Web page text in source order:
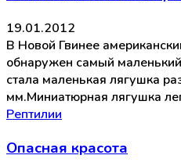
19.01.2012
В Новой Гвинее
обнаружен самый
стала маленькая лягушка
мм.Миниатюрная лягушка
Рептилии
Опасная красота